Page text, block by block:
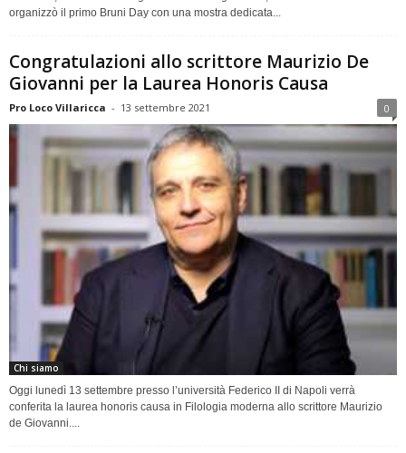
organizzò il primo Bruni Day con una mostra dedicata...
Congratulazioni allo scrittore Maurizio De
Giovanni per la Laurea Honoris Causa
Pro Loco Villaricca - 13 settembre 2021 0
Chi siamo
Oggi lunedì 13 settembre presso l’università Federico II di Napoli verrà
conferita la laurea honoris causa in Filologia moderna allo scrittore Maurizio
de Giovanni....